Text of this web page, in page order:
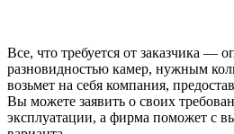
Все, что требуется от заказчика —
разновидностью камер, нужным
возьмет на себя компания,
Вы можете заявить о своих
эксплуатации, а фирма поможет с